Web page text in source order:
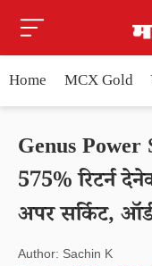
Home MCX Gold
Genus Power
575% रिटर्न
अपर सर्किट,
Author: Sachin K